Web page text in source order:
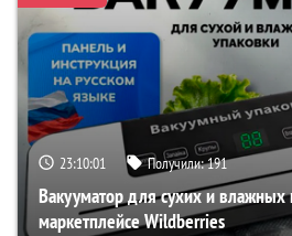
23:10:00 Получили:191
Вакууматор для сухих и влажных
маркетплейсе Wildberries